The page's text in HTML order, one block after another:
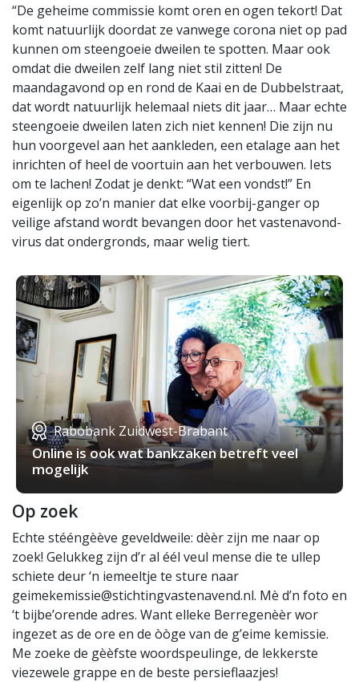
“De geheime commissie komt oren en ogen tekort! Dat
komt natuurlijk doordat ze vanwege corona niet op pad
kunnen om steengoeie dweilen te spotten. Maar ook
omdat die dweilen zelf lang niet stil zitten! De
maandagavond op en rond de Kaai en de Dubbelstraat,
dat wordt natuurlijk helemaal niets dit jaar… Maar echte
steengoeie dweilen laten zich niet kennen! Die zijn nu
hun voorgevel aan het aankleden, een etalage aan het
inrichten of heel de voortuin aan het verbouwen. Iets
om te lachen! Zodat je denkt: “Wat een vondst!” En
eigenlijk op zo’n manier dat elke voorbij-ganger op
veilige afstand wordt bevangen door het vastenavond-
virus dat ondergronds, maar welig tiert.
Rabobank Zuidwest-Brabant
Online is ook wat bankzaken betreft veel
mogelijk
Op zoek
Echte stééngèève geveldweile: dèèr zijn me naar op
zoek! Gelukkeg zijn d’r al éél veul mense die te ullep
schiete deur ‘n iemeeltje te sture naar
geimekemissie@stichtingvastenavend.nl. Mè d’n foto en
‘t bijbe’orende adres. Want elleke Berregenèèr wor
ingezet as de ore en de òòge van de g’eime kemissie.
Me zoeke de gèèfste woordspeulinge, de lekkerste
viezewele grappe en de beste persieflaazjes!